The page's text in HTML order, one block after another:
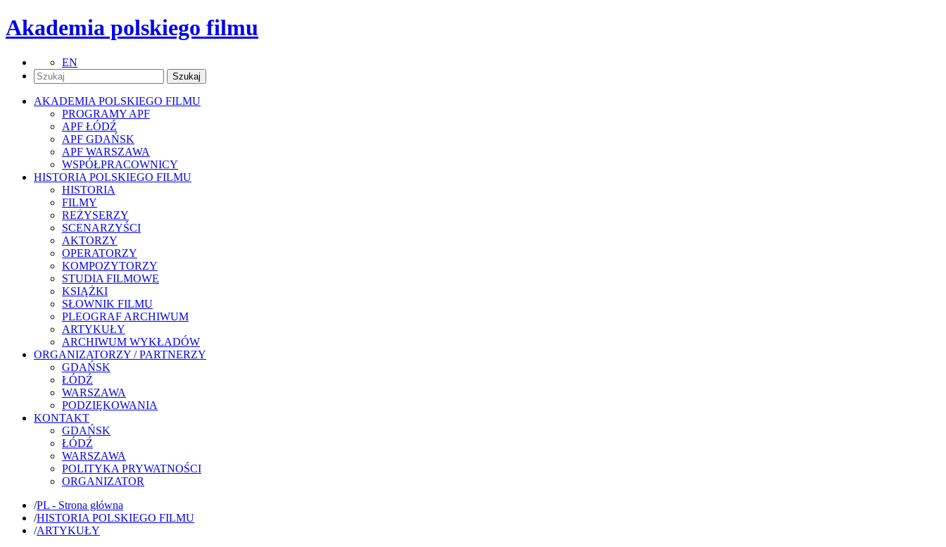
Akademia polskiego filmu
EN
AKADEMIA POLSKIEGO FILMU
PROGRAMY APF
APF ŁÓDŹ
APF GDAŃSK
APF WARSZAWA
WSPÓŁPRACOWNICY
HISTORIA POLSKIEGO FILMU
HISTORIA
FILMY
REŻYSERZY
SCENARZYŚCI
AKTORZY
OPERATORZY
KOMPOZYTORZY
STUDIA FILMOWE
KSIĄŻKI
SŁOWNIK FILMU
PLEOGRAF ARCHIWUM
ARTYKUŁY
ARCHIWUM WYKŁADÓW
ORGANIZATORZY / PARTNERZY
GDAŃSK
ŁÓDŹ
WARSZAWA
PODZIĘKOWANIA
KONTAKT
GDAŃSK
ŁÓDŹ
WARSZAWA
POLITYKA PRYWATNOŚCI
ORGANIZATOR
/PL - Strona główna
/HISTORIA POLSKIEGO FILMU
/ARTYKUŁY